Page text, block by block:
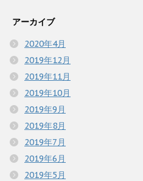
アーカイブ
2020年4月
2019年12月
2019年11月
2019年10月
2019年9月
2019年8月
2019年7月
2019年6月
2019年5月